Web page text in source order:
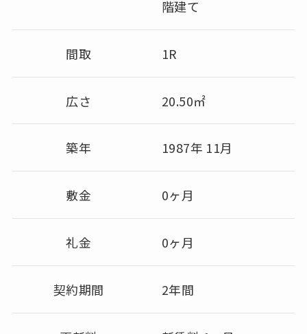
階建て
間取 1R
広さ 20.50㎡
築年 1987年 11月
敷金 0ヶ月
礼金 0ヶ月
契約期間 2年間